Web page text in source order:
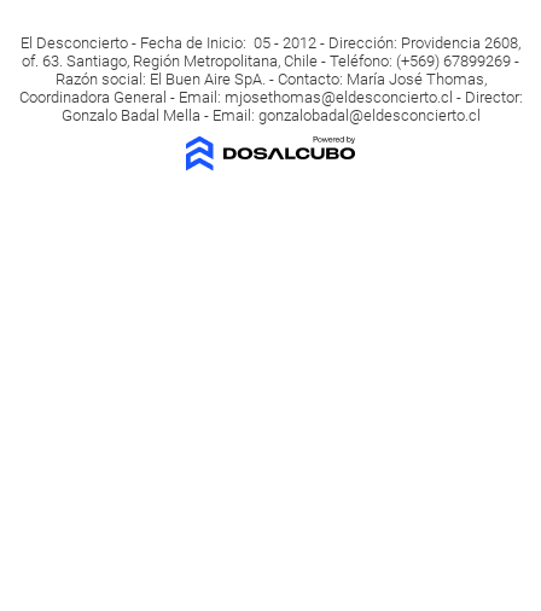
El Desconcierto - Fecha de Inicio: 05 - 2012 - Dirección: Providencia 2608,
of. 63. Santiago, Región Metropolitana, Chile - Teléfono: (+569) 67899269 -
Razón social: El Buen Aire SpA. - Contacto: María José Thomas,
Coordinadora General - Email: mjosethomas@eldesconcierto.cl - Director:
Gonzalo Badal Mella - Email: gonzalobadal@eldesconcierto.cl